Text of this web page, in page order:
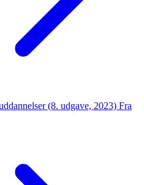
(8. udgave, 2023) Fra